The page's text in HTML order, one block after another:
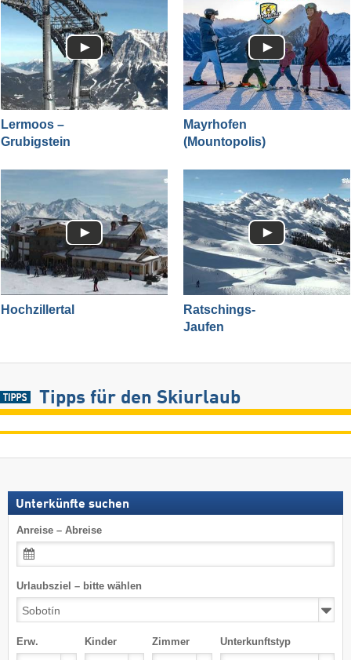
Lermoos –
Grubigstein
Mayrhofen
(Mountopolis)
Hochzillertal
Ratschings-
Jaufen
Tipps für den Skiurlaub
Unterkünfte suchen
Anreise – Abreise
Urlaubsziel – bitte wählen
Erw. Kinder Zimmer Unterkunftstyp